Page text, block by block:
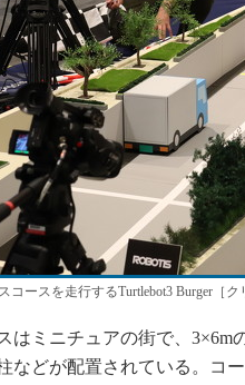
コースを走行するTurtlebot3 Burger［ク
はミニチュアの街で、3×6m
などが配置されている。コ